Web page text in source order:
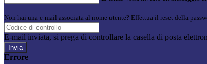
Non hai una e-mail associata al nome utente? Effettua il reset della
E-mail inviata, si prega di controllare la casella di posta
Errore